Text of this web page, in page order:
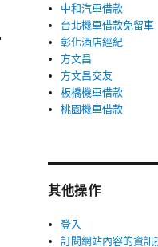
中和汽車借款
台北機車借款免留車
彰化酒店經紀
方文昌
方文昌交友
板橋機車借款
桃園機車借款
其他操作
登入
訂閱網站內容的資訊